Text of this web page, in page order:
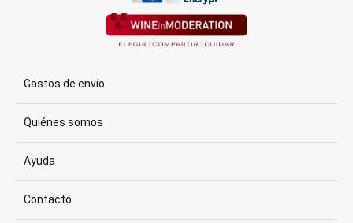
Gastos de envío
Quiénes somos
Ayuda
Contacto